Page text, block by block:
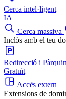
Cerca intel·ligent
IA
Cerca massiva
Inclòs amb el teu
Redirecció i
Gratuït
Accés extern
Extensions de